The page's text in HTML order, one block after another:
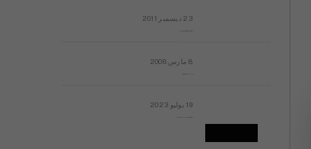
23 ديسمبر 2011
8 مارس 2008
19 يوليو 2023